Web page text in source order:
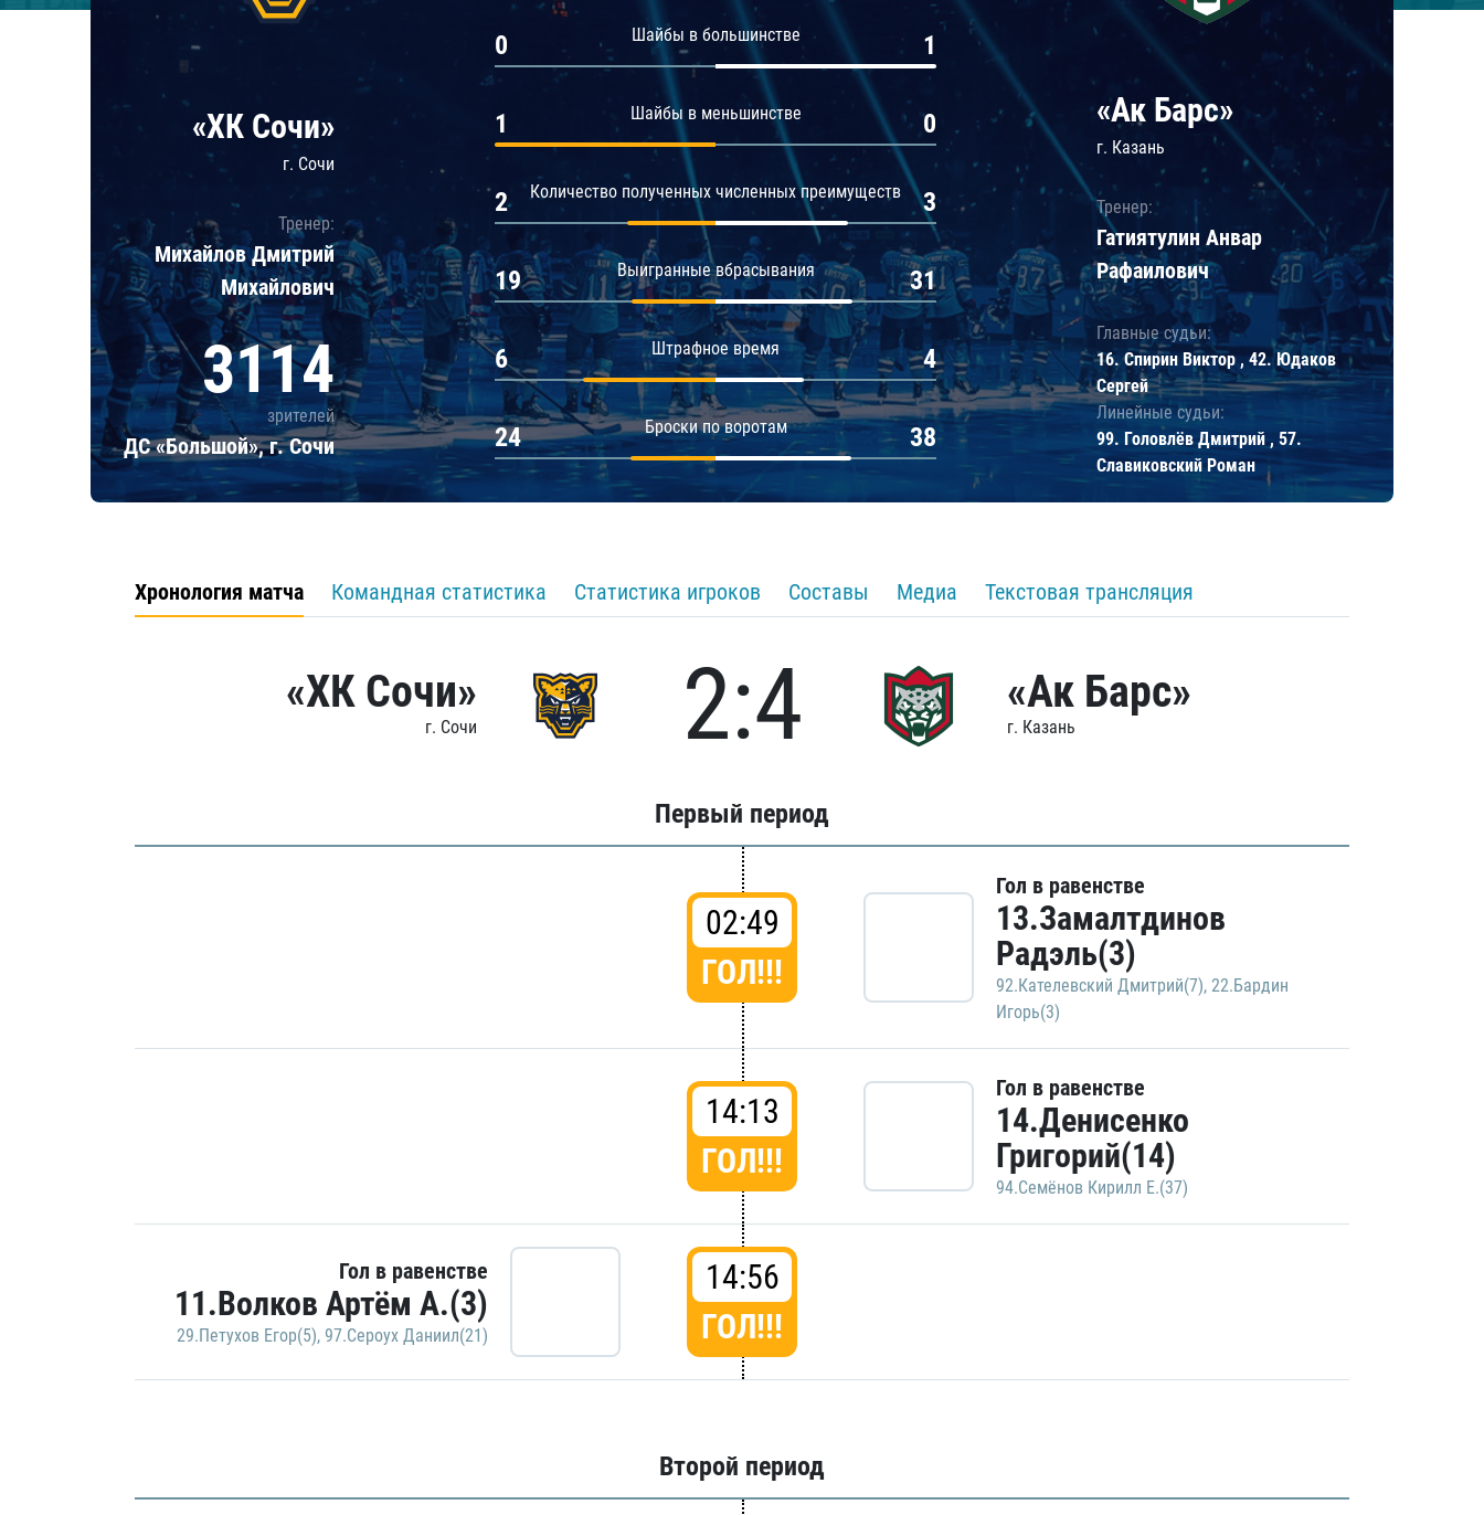
Локомотив
Шанхайские Драконы
Амур
Барыс
«ХК Сочи»
г. Сочи
Тренер:
Михайлов Дмитрий
Михайлович
3114
зрителей
ДС «Большой», г. Сочи
Шайбы в большинстве
0 1
Шайбы в меньшинстве
1 0
Количество полученных численных преимуществ
2 3
Выигранные вбрасывания
19 31
Штрафное время
6 4
Броски по воротам
24 38
«Ак Барс»
г. Казань
Тренер:
Гатиятулин Анвар
Рафаилович
Главные судьи:
16. Спирин Виктор , 42. Юдаков
Сергей
Линейные судьи:
99. Головлёв Дмитрий , 57.
Славиковский Роман
Хронология матча Командная статистика Статистика игроков Составы Медиа Текстовая трансляция
«ХК Сочи»
г. Сочи 2:4 «Ак Барс»
г. Казань
Первый период
02:49
ГОЛ!!!
Гол в равенстве
13.Замалтдинов
Радэль(3)
92.Кателевский Дмитрий(7), 22.Бардин
Игорь(3)
14:13
ГОЛ!!!
Гол в равенстве
14.Денисенко
Григорий(14)
94.Семёнов Кирилл Е.(37)
Гол в равенстве
11.Волков Артём А.(3)
29.Петухов Егор(5), 97.Сероух Даниил(21)
14:56
ГОЛ!!!
Второй период